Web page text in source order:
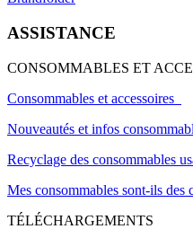
ASSISTANCE
CONSOMMABLES ET
Consommables et accessoires
Nouveautés et infos
Recyclage des consommables
Mes consommables sont-ils
TÉLÉCHARGEMENTS